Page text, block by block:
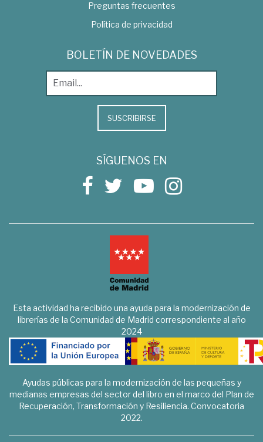
Preguntas frecuentes
Política de privacidad
BOLETÍN DE NOVEDADES
SUSCRIBIRSE
SÍGUENOS EN
Esta actividad ha recibido una ayuda para la modernización de
librerías de la Comunidad de Madrid correspondiente al año
2024
Ayudas públicas para la modernización de las pequeñas y
medianas empresas del sector del libro en el marco del Plan de
Recuperación, Transformación y Resiliencia. Convocatoria
2022.